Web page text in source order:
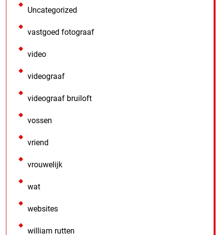
Uncategorized
vastgoed fotograaf
video
videograaf
videograaf bruiloft
vossen
vriend
vrouwelijk
wat
websites
william rutten